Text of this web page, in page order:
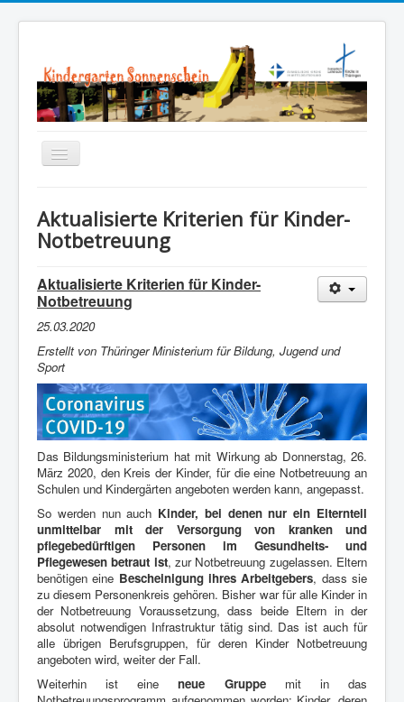
Navigation
Startseite
Über Uns
Aktuelles
Sonnenschein-Chronik
Aktualisierte Kriterien für Kinder-
Notbetreuung
Aktualisierte Kriterien für Kinder-
Notbetreuung
25.03.2020
Erstellt von Thüringer Ministerium für Bildung, Jugend und
Sport
Das Bildungsministerium hat mit Wirkung ab Donnerstag, 26.
März 2020, den Kreis der Kinder, für die eine Notbetreuung an
Schulen und Kindergärten angeboten werden kann, angepasst.
So werden nun auch Kinder, bei denen nur ein Elternteil
unmittelbar mit der Versorgung von kranken und
pflegebedürftigen Personen im Gesundheits- und
Pflegewesen betraut ist,zur Notbetreuung zugelassen. Eltern
benötigen eine Bescheinigung ihres Arbeitgebers, dass sie
zu diesem Personenkreis gehören. Bisher war für alle Kinder in
der Notbetreuung Voraussetzung, dass beide Eltern in der
absolut notwendigen Infrastruktur tätig sind. Dasist auch für
alle übrigen Berufsgruppen, für deren Kinder Notbetreuung
angeboten wird, weiter der Fall.
Weiterhin ist eineneue Gruppemit in das